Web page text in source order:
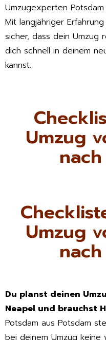
Umzugexperten
Mit langjähriger
sicher, dass dein Umzug
dich schnell in deinem
kannst.
Umzug
Umzug
Du planst deinen
Neapel und brauchst
Potsdam aus Potsdam
bei deinem Umzug keine